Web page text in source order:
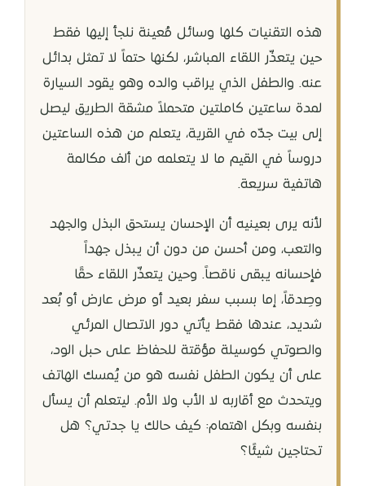
هذه التقنيات كلها وسائل مُعينة نلجأ إليها فقط
حين يتعذّر اللقاء المباشر، لكنها حتماً لا تمثل بدائل
عنه. والطفل الذي يراقب والده وهو يقود السيارة
لمدة ساعتين كاملتين متحملاً مشقة الطريق ليصل
إلى بيت جدّه في القرية، يتعلم من هذه الساعتين
دروساً في القيم ما لا يتعلمه من ألف مكالمة
هاتفية سريعة.
لأنه يرى بعينيه أن الإحسان يستحق البذل والجهد
والتعب، ومن أحسن من دون أن يبذل جهداً
فإحسانه يبقى ناقصاً. وحين يتعذّر اللقاء حقًا
وصِدقاً، إما بسبب سفر بعيد أو مرض عارض أو بُعد
شديد، عندها فقط يأتي دور الاتصال المرئي
والصوتي كوسيلة مؤقتة للحفاظ على حبل الود،
على أن يكون الطفل نفسه هو من يُمسك الهاتف
ويتحدث مع أقاربه لا الأب ولا الأم. ليتعلم أن يسأل
بنفسه وبكل اهتمام: كيف حالك يا جدتي؟ هل
تحتاجين شيئًا؟